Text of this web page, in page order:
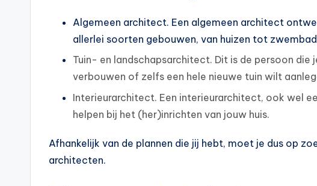
Algemeen architect. Een algemeen architect
allerlei soorten gebouwen, van huizen tot
Tuin- en landschapsarchitect. Dit is de persoon
verbouwen of zelfs een hele nieuwe tuin wilt
Interieurarchitect. Een interieurarchitect, ook wel
helpen bij het (her)inrichten van jouw huis.
Afhankelijk van de plannen die jij hebt, moet je dus op
architecten.